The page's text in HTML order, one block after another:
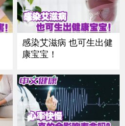
感染艾滋病 也可生出健
康宝宝！